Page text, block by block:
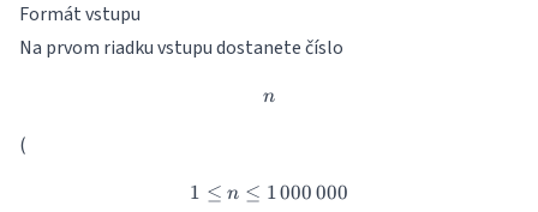
Formát vstupu
Na prvom riadku vstupu dostanete číslo
n
n
(
1 \leq n \leq 1\,000\,000
1 ≤ n ≤ 1000 000